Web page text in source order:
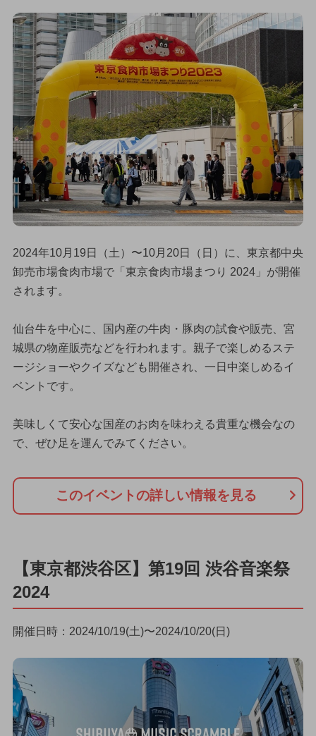
2024年10月19日（土）〜10月20日（日）に、東京都中央
卸売市場食肉市場で「東京食肉市場まつり 2024」が開催
されます。
仙台牛を中心に、国内産の牛肉・豚肉の試食や販売、宮
城県の物産販売などを行われます。親子で楽しめるステ
ージショーやクイズなども開催され、一日中楽しめるイ
ベントです。
美味しくて安心な国産のお肉を味わえる貴重な機会なの
で、ぜひ足を運んでみてください。
このイベントの詳しい情報を見る
【東京都渋谷区】第19回 渋谷音楽祭
2024
開催日時：2024/10/19(土)〜2024/10/20(日)